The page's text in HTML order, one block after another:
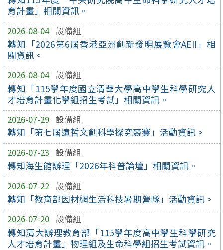
育計畫」相關資訊。
2026-08-04 設備組
轉知「2026第6屆香港亞洲創新發明展覽會AEII」相
關資訊。
2026-08-04 設備組
轉知「115學年度國立清華大學高中學生科學研究人
才培育計畫化學組招生考試」相關資訊。
2026-07-29 設備組
轉知「第七屆遠哲文創科學探究競賽」活動資訊。
2026-07-23 設備組
轉知海生館辦理「2026年科普論壇」相關資訊。
2026-07-22 設備組
轉知「教育部因材網生活科技暑期營隊」活動資訊。
2026-07-20 設備組
轉知清大辦理教育部「115學年度高中學生科學研究
人才培育計畫」物理組及生命科學組招生考試資訊。